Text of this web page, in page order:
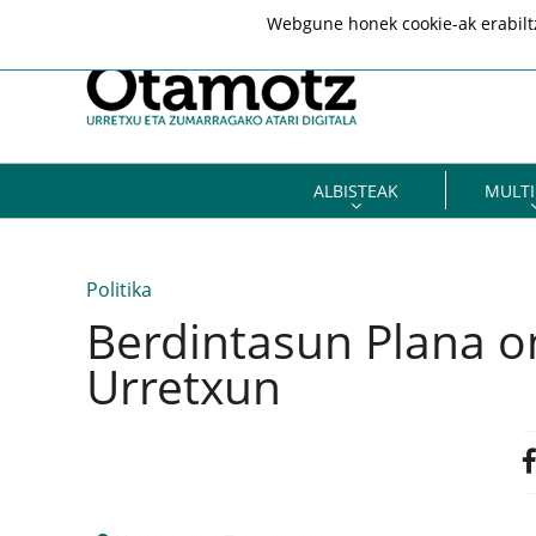
ALBISTEAK
Politika
Berdintasun Plana
Urretxun
Webgune honek cookie-ak